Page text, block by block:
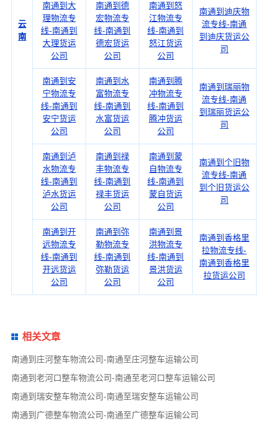
云
南
南通到大
理物流专
线-南通到
大理货运
公司
南通到德
宏物流专
线-南通到
德宏货运
公司
南通到怒
江物流专
线-南通到
怒江货运
公司
南通到迪庆物
流专线-南通
到迪庆货运公
司
南通到安
宁物流专
线-南通到
安宁货运
公司
南通到水
富物流专
线-南通到
水富货运
公司
南通到腾
冲物流专
线-南通到
腾冲货运
公司
南通到瑞丽物
流专线-南通
到瑞丽货运公
司
南通到泸
水物流专
线-南通到
泸水货运
公司
南通到禄
丰物流专
线-南通到
禄丰货运
公司
南通到蒙
自物流专
线-南通到
蒙自货运
公司
南通到个旧物
流专线-南通
到个旧货运公
司
南通到开
远物流专
线-南通到
开远货运
公司
南通到弥
勒物流专
线-南通到
弥勒货运
公司
南通到景
洪物流专
线-南通到
景洪货运
公司
南通到香格里
拉物流专线-
南通到香格里
拉货运公司
相关文章
南通到庄河整车物流公司-南通至庄河整车运输公司
南通到老河口整车物流公司-南通至老河口整车运输公司
南通到瑞安整车物流公司-南通至瑞安整车运输公司
南通到广德整车物流公司-南通至广德整车运输公司